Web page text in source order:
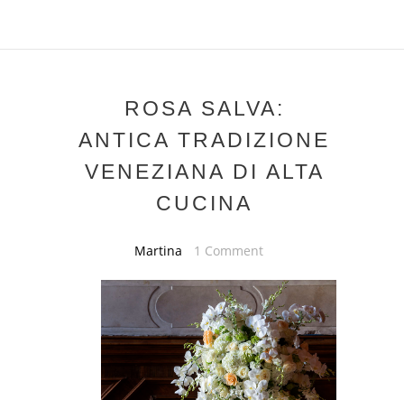
ROSA SALVA:
ANTICA TRADIZIONE
VENEZIANA DI ALTA
CUCINA
Martina 1 Comment